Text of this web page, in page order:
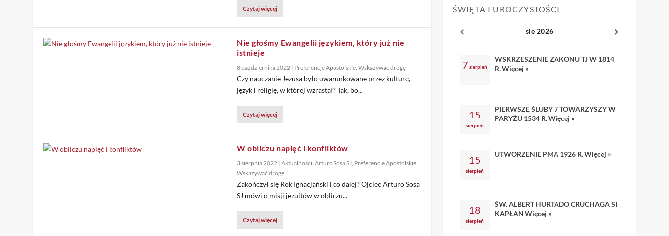
Czytaj więcej
Nie głośmy Ewangelii językiem, który już nie
istnieje
8 października 2022 | Preferencje Apostolskie ,Wskazywać drogę
Czy nauczanie Jezusa było uwarunkowane przez kulturę,
język i religię, w której wzrastał? Tak, bo...
Czytaj więcej
W obliczu napięć i konfliktów
3 sierpnia 2022 |Aktualności ,Arturo Sosa SJ Preferencje Apostolskie
Wskazywać drogę
Zakończył się Rok Ignacjański i co dalej? Ojciec Arturo Sosa
SJ mówi o misji jezuitów w obliczu...
Czytaj więcej
ŚWIĘTA I UROCZYSTOŚCI
sie 2026
7 sierpień
WSKRZESZENIE ZAKONU TJ W 1814
R.Więcej »
15
sierpień
PIERWSZE ŚLUBY 7 TOWARZYSZY W
PARYŻU 1534 R.Więcej »
15
sierpień
UTWORZENIE PMA 1926 R.Więcej »
18
sierpień
ŚW. ALBERT HURTADO CRUCHAGA SI
KAPŁANWięcej »